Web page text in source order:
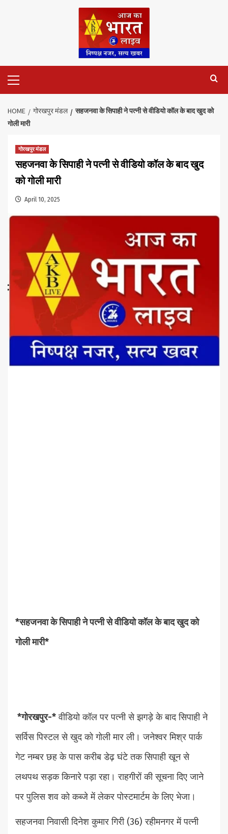
Menu
HOME गोरखपुर मंडल
सहजनवा के सिपाही ने पत्नी से वीडियो कॉल के बाद खुद को
गोली मारी
गोरखपुर मंडल
सहजनवा के सिपाही ने पत्नी से वीडियो कॉल के बाद खुद
को गोली मारी
April 10, 2025
*सहजनवा के सिपाही ने पत्नी से वीडियो कॉल के बाद खुद को
गोली मारी*
*गोरखपुर-*वीडियो कॉल पर पत्नी से झगड़े के बाद सिपाही ने
सर्विस पिस्टल से खुद को गोली मार ली। जनेश्वर मिश्र पार्क
गेट नम्बर छह के पास करीब डेढ़ घंटे तक सिपाही खून से
लथपथ सड़क किनारे पड़ा रहा। राहगीरों की सूचना दिए जाने
पर पुलिस शव को कब्जे में लेकर पोस्टमार्टम के लिए भेजा।
सहजनवा निवासी दिनेश कुमार गिरी (36) रहीमनगर में पत्नी